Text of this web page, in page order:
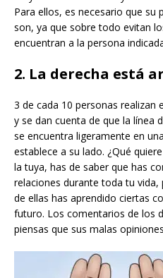
Para ellos, es necesario que
son, ya que sobre todo evitan
encuentran a la persona
2. La derecha está
3 de cada 10 personas realizan
y se dan cuenta de que la línea
se encuentra ligeramente en
establece a su lado. ¿Qué
la tuya, has de saber que has
relaciones durante toda tu
de ellas has aprendido ciertas
futuro. Los comentarios de los
piensas que sus malas